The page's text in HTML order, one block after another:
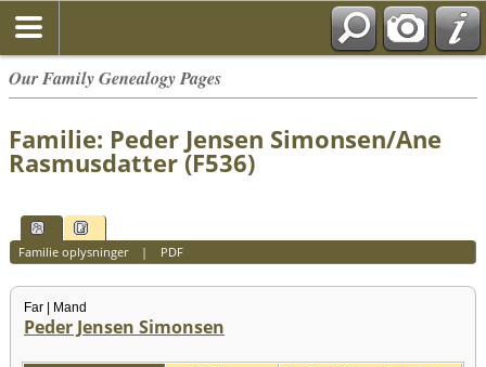
Our Family Genealogy Pages
Familie: Peder Jensen Simonsen/Ane
Rasmusdatter (F536)
Familie oplysninger| PDF
Far | Mand
Peder Jensen Simonsen